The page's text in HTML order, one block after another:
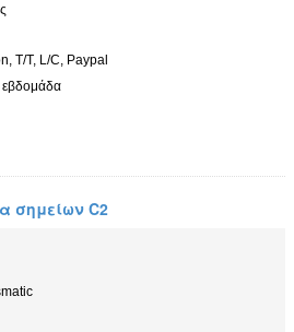
T/T, L/C, Paypal
σημείων C2